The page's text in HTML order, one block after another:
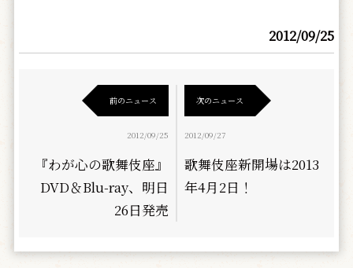
2012/09/25
前のニュース
2012/09/25
『わが心の歌舞伎座』
DVD＆Blu-ray、明日
26日発売
次のニュース
2012/09/27
歌舞伎座新開場は2013
年4月2日！